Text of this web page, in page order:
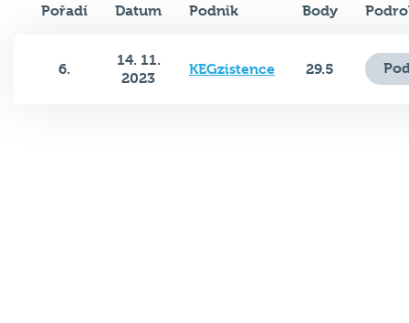
Pořadí Datum Podnik Body
6.
14. 11.
2023
KEGzistence 29.5